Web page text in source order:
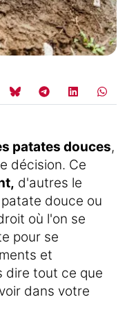
patates douces,
décision. Ce
d'autres le
douce ou
où l'on se
pour se
et
dire tout ce que
dans votre